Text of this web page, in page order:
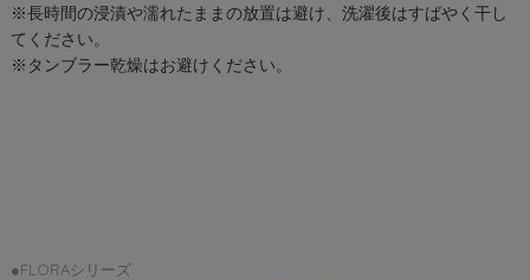
※長時間の浸漬や濡れたままの放置は避け、洗濯後はすばやく干し
てください。
※タンブラー乾燥はお避けください。
●FLORAシリーズ